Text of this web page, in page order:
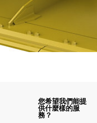
您希望我們能提
供什麼樣的服
務？